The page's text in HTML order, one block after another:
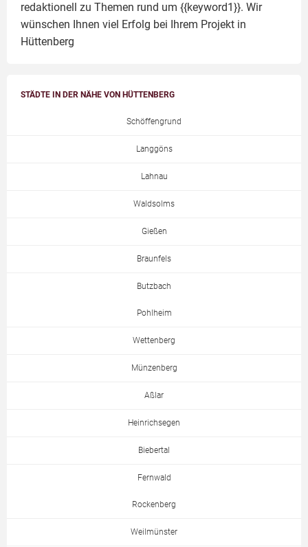
redaktionell zu Themen rund um {{keyword1}}. Wir
wünschen Ihnen viel Erfolg bei Ihrem Projekt in
Hüttenberg
STÄDTE IN DER NÄHE VON HÜTTENBERG
Schöffengrund
Langgöns
Lahnau
Waldsolms
Gießen
Braunfels
Butzbach
Pohlheim
Wettenberg
Münzenberg
Aßlar
Heinrichsegen
Biebertal
Fernwald
Rockenberg
Weilmünster